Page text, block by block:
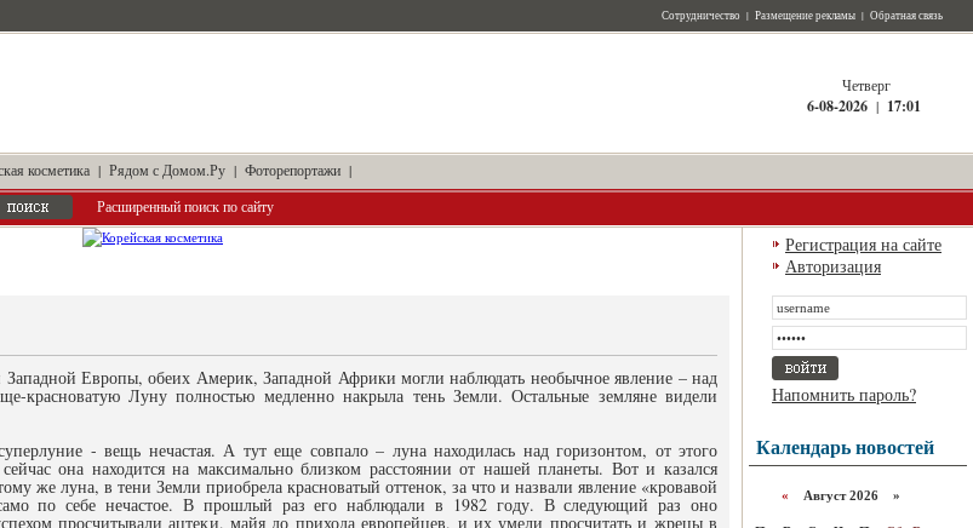
Сотрудничество | Размещение рекламы | Обратная связь
Четверг
6-08-2026 | 17:01
косметика | Рядом с Домом.Ру | Фоторепортажи |
Расширенный поиск по сайту
Европы, обеих Америк, Западной Африки могли наблюдать необычное явление – над
красноватую Луну полностью медленно накрыла тень Земли. Остальные земляне видели
- вещь нечастая. А тут еще совпало – луна находилась над горизонтом, от этого
она находится на максимально близком расстоянии от нашей планеты. Вот и казался
же луна, в тени Земли приобрела красноватый оттенок, за что и назвали явление «кровавой
по себе нечастое. В прошлый раз его наблюдали в 1982 году. В следующий раз оно
просчитывали ацтеки, майя до прихода европейцев, и их умели просчитать и жрецы в
Регистрация на сайте
Авторизация
Напомнить пароль?
Календарь новостей
« Август 2026 »